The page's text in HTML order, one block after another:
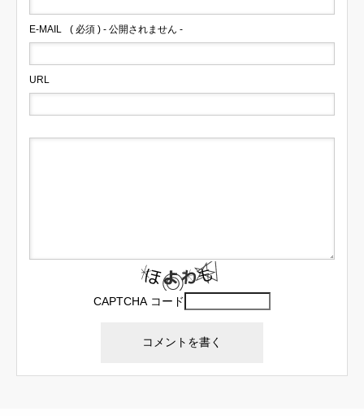
E-MAIL ( 必須 ) - 公開されません -
URL
CAPTCHA コード